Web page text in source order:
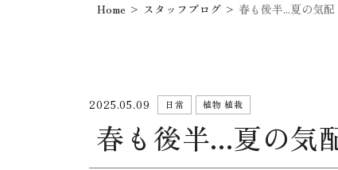
Home > スタッフブログ >春も後半...夏の気配
2025.05.09 日常 植物 植栽
春も後半...夏の気